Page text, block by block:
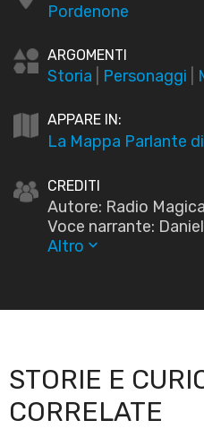
Pordenone
ARGOMENTI
Storia Personaggi
APPARE IN:
La Mappa Parlante
CREDITI
Autore: Radio Magica
Voce narrante:
Altro keyboard_arrow_down
STORIE E
CORRELATE